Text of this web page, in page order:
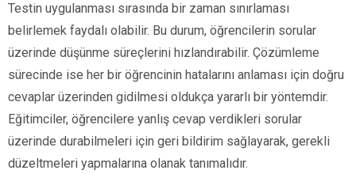
Testin uygulanması sırasında bir zaman sınırlaması
belirlemek faydalı olabilir. Bu durum, öğrencilerin sorular
üzerinde düşünme süreçlerini hızlandırabilir. Çözümleme
sürecinde ise her bir öğrencinin hatalarını anlaması için doğru
cevaplar üzerinden gidilmesi oldukça yararlı bir yöntemdir.
Eğitimciler, öğrencilere yanlış cevap verdikleri sorular
üzerinde durabilmeleri için geri bildirim sağlayarak, gerekli
düzeltmeleri yapmalarına olanak tanımalıdır.